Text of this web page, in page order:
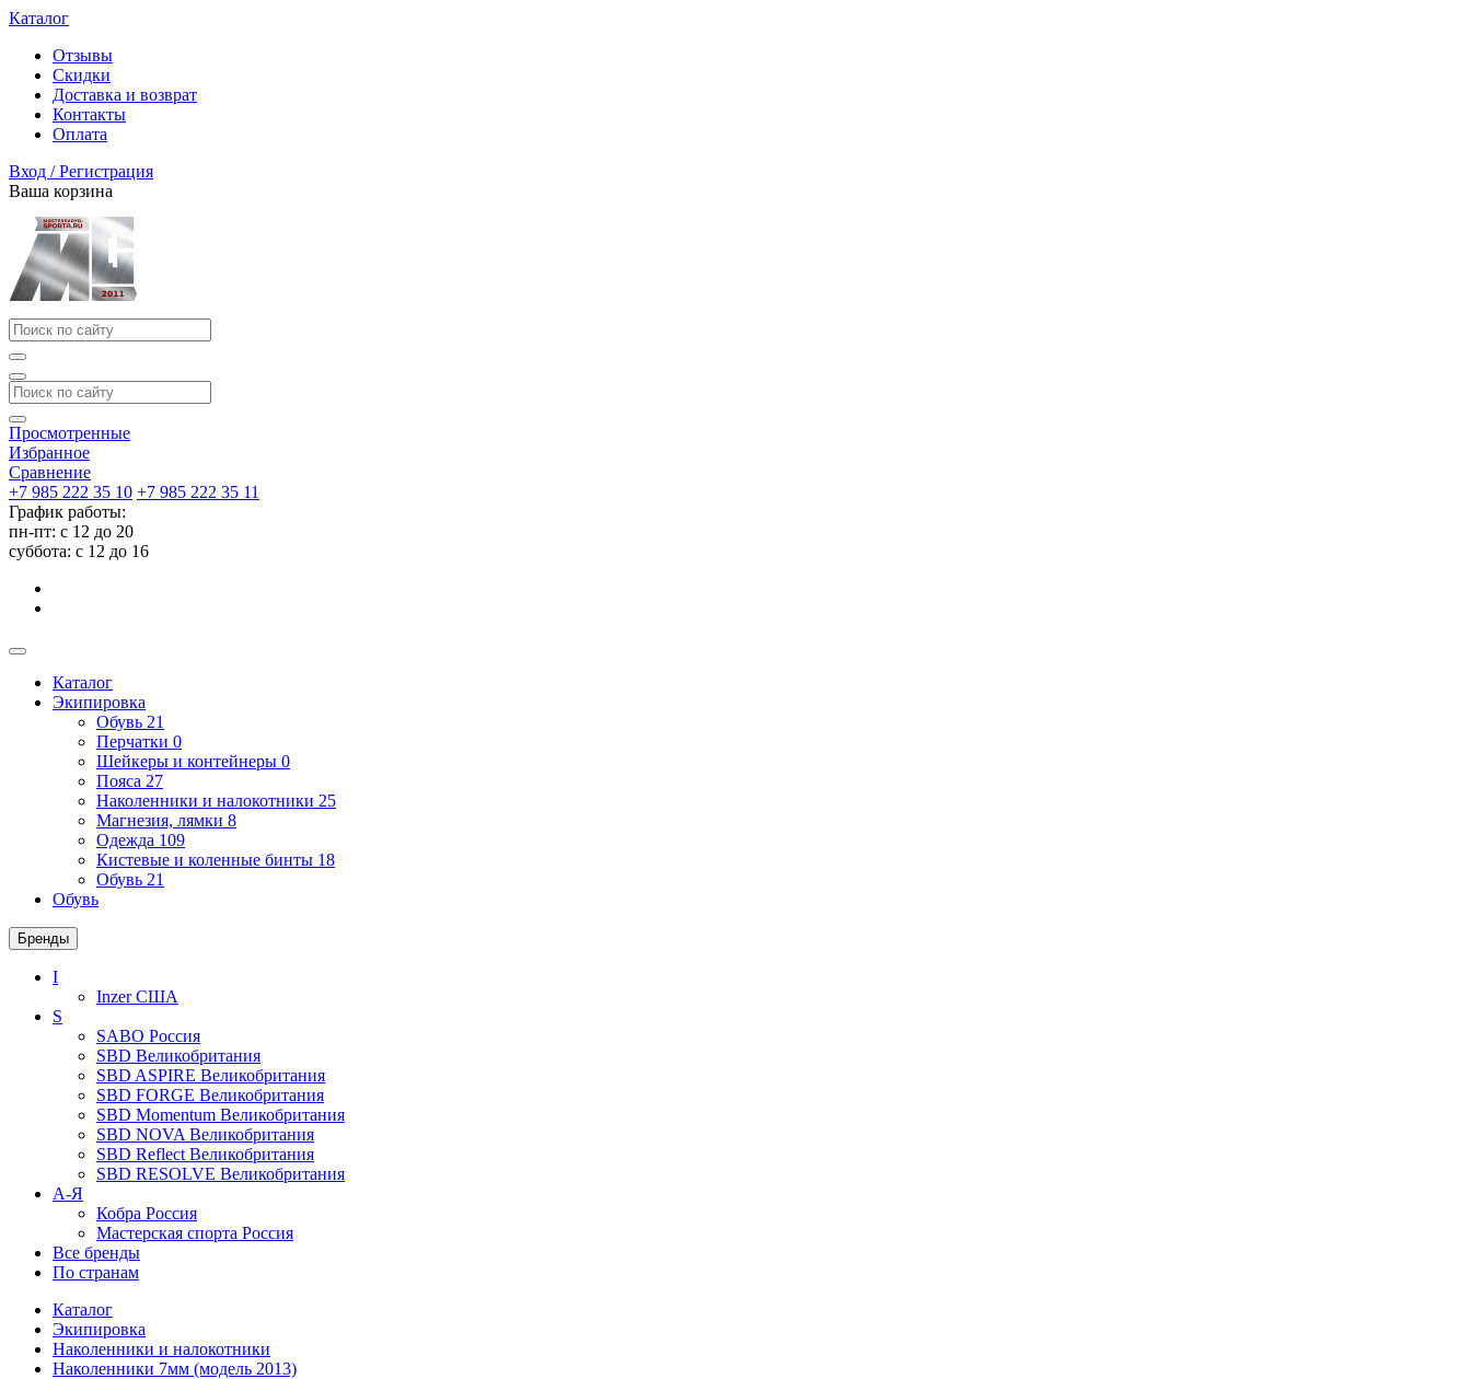
Каталог
Отзывы
Скидки
Доставка и возврат
Контакты
Оплата
Вход / Регистрация
Ваша корзина
Просмотренные
Избранное
Сравнение
+7 985 222 35 10 +7 985 222 35 11
График работы:
пн-пт: с 12 до 20
суббота: c 12 до 16
Каталог
Экипировка
Обувь 21
Перчатки 0
Шейкеры и контейнеры 0
Пояса 27
Наколенники и налокотники 25
Магнезия, лямки 8
Одежда 109
Кистевые и коленные бинты 18
Обувь 21
Обувь
Бренды
I
InzerСША
S
SABO Россия
SBD Великобритания
SBD ASPIRE Великобритания
SBD FORGE Великобритания
SBD Momentum Великобритания
SBD NOVA Великобритания
SBD Reflect Великобритания
SBD RESOLVE Великобритания
А-Я
Кобра Россия
Мастерская спорта Россия
Все бренды
По странам
Каталог
Экипировка
Наколенники и налокотники
Наколенники 7мм (модель 2013)